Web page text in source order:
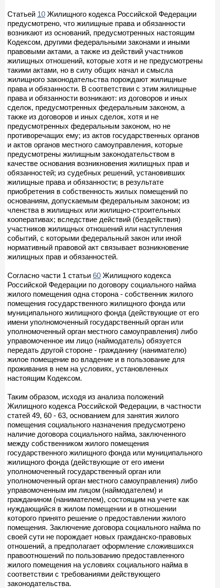
Статьей 10 Жилищного кодекса Российской Федерации
предусмотрено, что жилищные права и обязанности
возникают из оснований, предусмотренных настоящим
Кодексом, другими федеральными законами и иными
правовыми актами, а также из действий участников
жилищных отношений, которые хотя и не предусмотрены
такими актами, но в силу общих начал и смысла
жилищного законодательства порождают жилищные
права и обязанности. В соответствии с этим жилищные
права и обязанности возникают: из договоров и иных
сделок, предусмотренных федеральным законом, а
также из договоров и иных сделок, хотя и не
предусмотренных федеральным законом, но не
противоречащих ему; из актов государственных органов
и актов органов местного самоуправления, которые
предусмотрены жилищным законодательством в
качестве основания возникновения жилищных прав и
обязанностей; из судебных решений, установивших
жилищные права и обязанности; в результате
приобретения в собственность жилых помещений по
основаниям, допускаемым федеральным законом; из
членства в жилищных или жилищно-строительных
кооперативах; вследствие действий (бездействия)
участников жилищных отношений или наступления
событий, с которыми федеральный закон или иной
нормативный правовой акт связывает возникновение
жилищных прав и обязанностей.
Согласно части 1 статьи 60 Жилищного кодекса
Российской Федерации по договору социального найма
жилого помещения одна сторона - собственник жилого
помещения государственного жилищного фонда или
муниципального жилищного фонда (действующие от его
имени уполномоченный государственный орган или
уполномоченный орган местного самоуправления) либо
управомоченное им лицо (наймодатель) обязуется
передать другой стороне - гражданину (нанимателю)
жилое помещение во владение и в пользование для
проживания в нем на условиях, установленных
настоящим Кодексом.
Таким образом, исходя из анализа положений
Жилищного кодекса Российской Федерации, в частности
статей 49, 60 - 63, основанием для занятия жилого
помещения социального назначения предусмотрено
наличие договора социального найма, заключенного
между собственником жилого помещения
государственного жилищного фонда или муниципального
жилищного фонда (действующие от его имени
уполномоченный государственный орган или
уполномоченный орган местного самоуправления) либо
управомоченным им лицом (наймодателем) и
гражданином (нанимателем), состоящим на учете как
нуждающийся в жилом помещении и в отношении
которого принято решение о предоставлении жилого
помещения. Заключение договора социального найма по
своей сути не порождает новых гражданско-правовых
отношений, а предполагает оформление сложившихся
правоотношений по пользованию предоставленного
жилого помещения на условиях социального найма в
соответствии с требованиями действующего
законодательства.